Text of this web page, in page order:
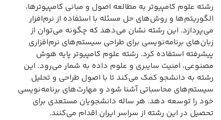
رشته علوم کامپیوتر به مطالعه اصول و مبانی کامپیوترها،
الگوریتم‌ها و روش‌های حل مسئله با استفاده از نرم‌افزار
می‌پردازد. این رشته نشان می‌دهد که چگونه می‌توان از
زبان‌های برنامه‌نویسی برای طراحی سیستم‌های نرم‌افزاری
پیشرفته استفاده کرد. رشته علوم کامپیوتر پایه هوش
مصنوعی، امنیت سایبری و علوم داده به شمار می‌رود. این
رشته به دانشجو کمک می‌کند تا با اصول طراحی و تحلیل
سیستم‌های محاسباتی آشنا شود و مهارت‌های برنامه‌نویسی
خود را توسعه دهد. هر ساله دانشجویان مستعدی برای
تحصیل در این رشته از سراسر ایران اقدام می‌کنند.